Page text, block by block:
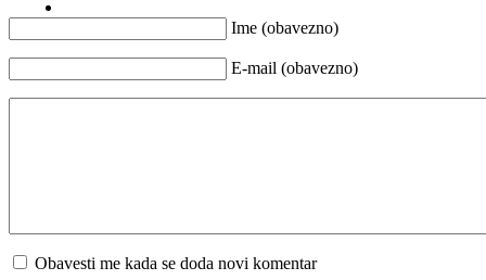
Ime (obavezno)
E-mail (obavezno)
Obavesti me kada se doda novi komentar